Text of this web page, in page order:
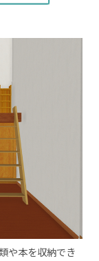
や本を収納でき